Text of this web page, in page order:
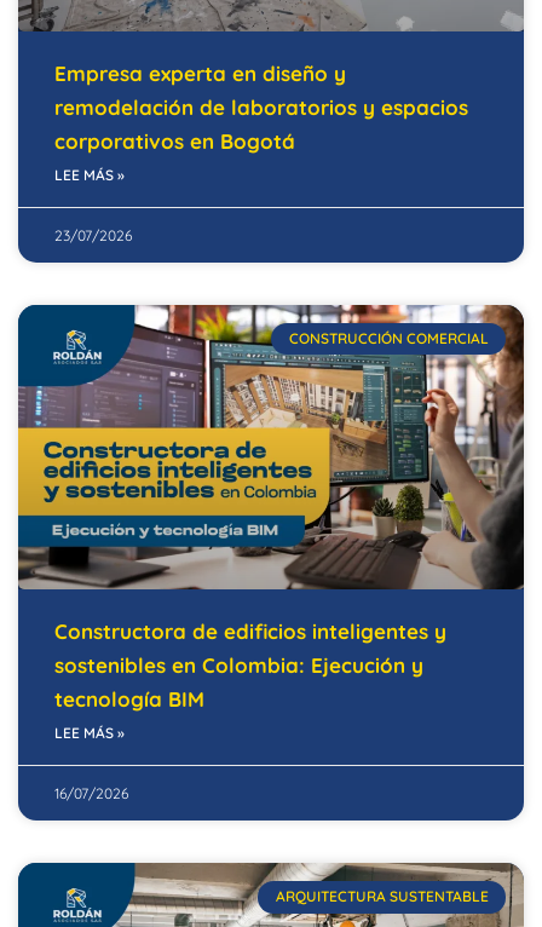
Empresa experta en diseño y
remodelación de laboratorios y espacios
corporativos en Bogotá
LEE MÁS »
23/07/2026
CONSTRUCCIÓN COMERCIAL
Constructora de edificios inteligentes y
sostenibles en Colombia: Ejecución y
tecnología BIM
LEE MÁS »
16/07/2026
ARQUITECTURA SUSTENTABLE